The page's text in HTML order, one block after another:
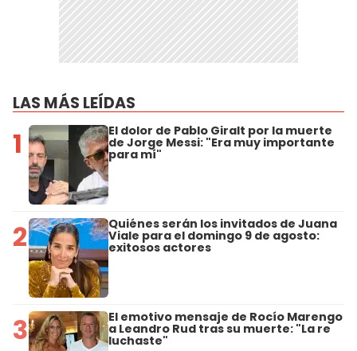
LAS MÁS LEÍDAS
1 El dolor de Pablo Giralt por la muerte
de Jorge Messi: "Era muy importante
para mí"
2 Quiénes serán los invitados de Juana
Viale para el domingo 9 de agosto:
exitosos actores
3 El emotivo mensaje de Rocío Marengo
a Leandro Rud tras su muerte: "La re
luchaste"